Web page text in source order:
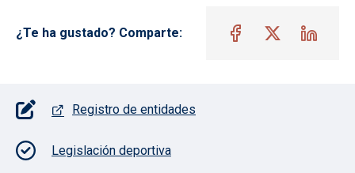
¿Te ha gustado? Comparte:
Pie de página con iconos
Registro de entidades
Legislación deportiva